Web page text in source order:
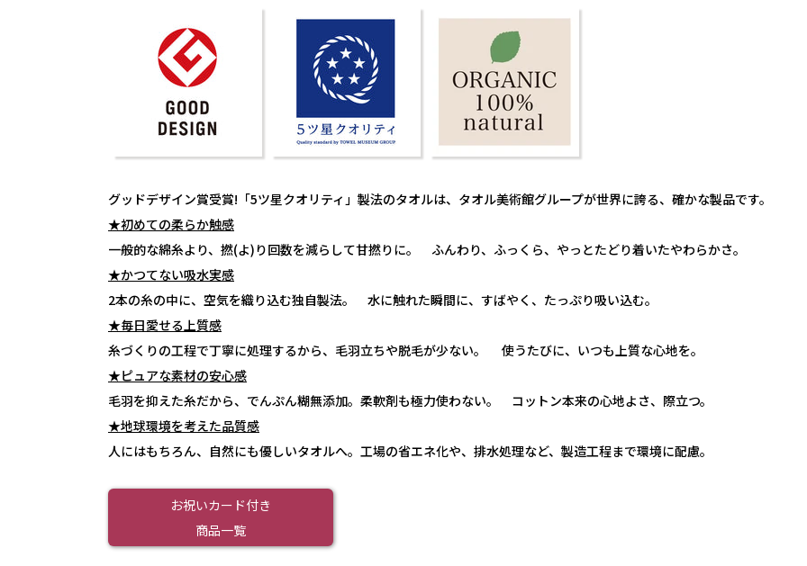
グッドデザイン賞受賞!「5ツ星クオリティ」製法のタオルは、タオル美術館グループが世界に誇る、確かな製品です。
★初めての柔らか触感
一般的な綿糸より、撚(よ)り回数を減らして甘撚りに。 ふんわり、ふっくら、やっとたどり着いたやわらかさ。
★かつてない吸水実感
2本の糸の中に、空気を織り込む独自製法。 水に触れた瞬間に、すばやく、たっぷり吸い込む。
★毎日愛せる上質感
糸づくりの工程で丁寧に処理するから、毛羽立ちや脱毛が少ない。 使うたびに、いつも上質な心地を。
★ピュアな素材の安心感
毛羽を抑えた糸だから、でんぷん糊無添加。柔軟剤も極力使わない。 コットン本来の心地よさ、際立つ。
★地球環境を考えた品質感
人にはもちろん、自然にも優しいタオルへ。工場の省エネ化や、排水処理など、製造工程まで環境に配慮。
お祝いカード付き
商品一覧